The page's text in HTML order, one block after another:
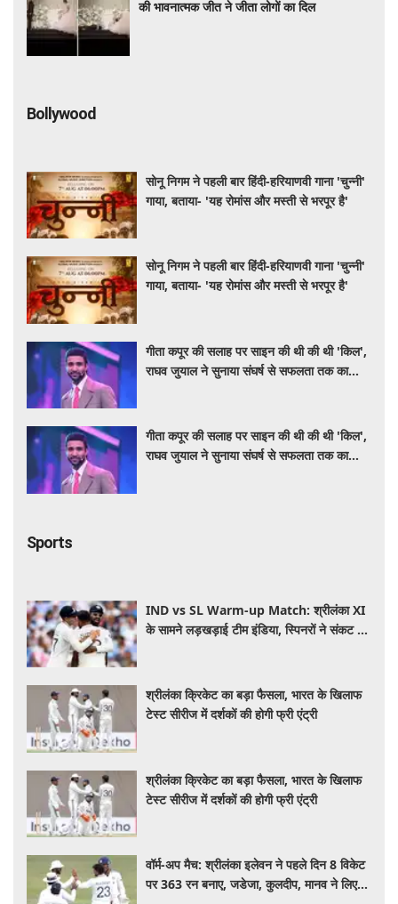
की भावनात्मक जीत ने जीता लोगों का दिल
Bollywood
सोनू निगम ने पहली बार हिंदी-हरियाणवी गाना 'चुन्नी'
गाया, बताया- 'यह रोमांस और मस्ती से भरपूर है'
सोनू निगम ने पहली बार हिंदी-हरियाणवी गाना 'चुन्नी'
गाया, बताया- 'यह रोमांस और मस्ती से भरपूर है'
गीता कपूर की सलाह पर साइन की थी की थी 'किल',
राघव जुयाल ने सुनाया संघर्ष से सफलता तक का
गीता कपूर की सलाह पर साइन की थी की थी 'किल',
राघव जुयाल ने सुनाया संघर्ष से सफलता तक का
Sports
IND vs SL Warm-up Match: श्रीलंका XI
के सामने लड़खड़ाई टीम इंडिया, स्पिनरों ने संकट में
श्रीलंका क्रिकेट का बड़ा फैसला, भारत के खिलाफ
टेस्ट सीरीज में दर्शकों की होगी फ्री एंट्री
श्रीलंका क्रिकेट का बड़ा फैसला, भारत के खिलाफ
टेस्ट सीरीज में दर्शकों की होगी फ्री एंट्री
वॉर्म-अप मैच: श्रीलंका इलेवन ने पहले दिन 8 विकेट
पर 363 रन बनाए, जडेजा, कुलदीप, मानव ने लिए